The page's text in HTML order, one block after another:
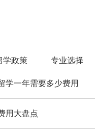
学政策 专业选择
学一年需要多少费用
用大盘点